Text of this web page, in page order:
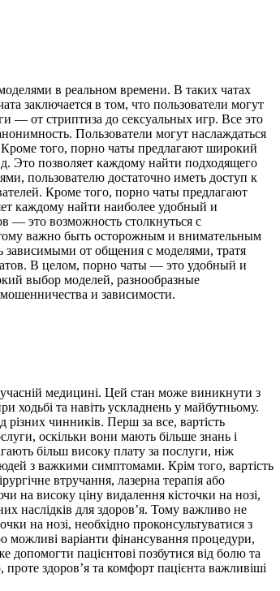
в реальном времени. В таких чатах
заключается в том, что пользователи могут
— от стриптиза до сексуальных игр. Все это
Пользователи могут наслаждаться
Кроме того, порно чаты предлагают широкий
Это позволяет каждому найти подходящего
пользователю достаточно иметь доступ к
Кроме того, порно чаты предлагают
каждому найти наиболее удобный и
— это возможность столкнуться с
важно быть осторожным и внимательным
зависимыми от общения с моделями, тратя
В целом, порно чаты — это удобный и
выбор моделей, разнообразные
и зависимости.
медицині. Цей стан може виникнути з
ходьбі та навіть ускладнень у майбутньому.
різних чинників. Перш за все, вартість
оскільки вони мають більше знань і
більш високу плату за послуги, ніж
з важкими симптомами. Крім того, вартість
втручання, лазерна терапія або
на високу ціну видалення кісточки на нозі,
наслідків для здоров’я. Тому важливо не
на нозі, необхідно проконсультуватися з
можливі варіанти фінансування процедури,
пацієнтові позбутися від болю та
здоров’я та комфорт пацієнта важливіші